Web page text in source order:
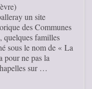
un site
des Communes
quelques familles
sous le nom de « La
pour ne pas la
sur …